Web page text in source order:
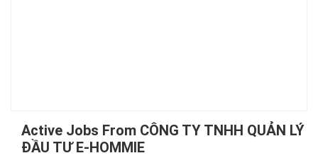
Active Jobs From CÔNG TY TNHH QUẢN LÝ
ĐẦU TƯ E-HOMMIE